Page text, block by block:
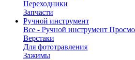
Переходники
Запчасти
Ручной инструмент
Все - Ручной инструмент
Верстаки
Для фототравления
Зажимы